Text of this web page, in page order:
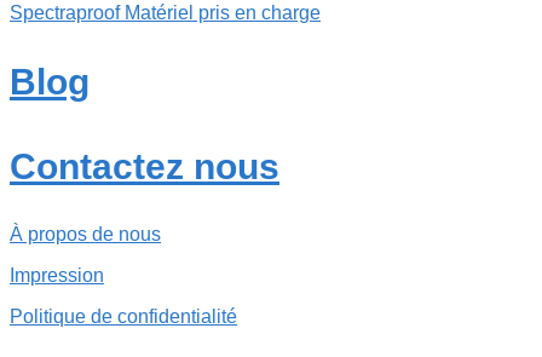
Spectraproof Matériel pris en charge
Blog
Contactez nous
À propos de nous
Impression
Politique de confidentialité